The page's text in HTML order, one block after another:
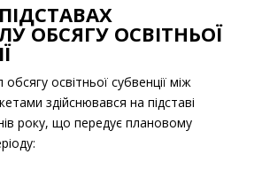
ОБСЯГУ ОСВІТНЬОЇ
освітньої субвенції між
здійснювався на підставі
року, що передує плановому